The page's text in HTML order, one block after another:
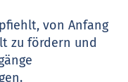
von Anfang
zu fördern und